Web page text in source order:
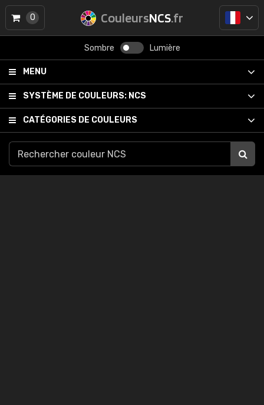
CouleursNCS.fr
Sombre Lumière
MENU
SYSTÈME DE COULEURS: NCS
CATÉGORIES DE COULEURS
0